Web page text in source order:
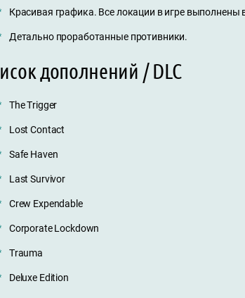
Красивая графика. Все локации в игре выполнены
Детально проработанные противники.
дополнений / DLC
The Trigger
Lost Contact
Safe Haven
Last Survivor
Crew Expendable
Corporate Lockdown
Trauma
Deluxe Edition